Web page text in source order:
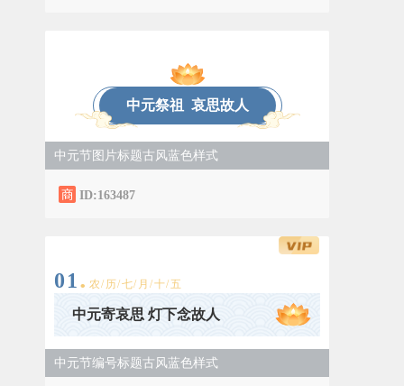
中元祭祖 哀思故人
中元节图片标题古风蓝色样式
ID:163487
01. 农/历/七/月/十/五
中元寄哀思 灯下念故人
中元节编号标题古风蓝色样式